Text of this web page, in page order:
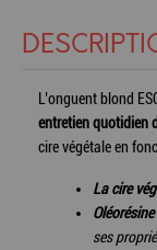
L’onguent blond
entretien quotidien
cire végétale en
La cire
Oléorésine
ses